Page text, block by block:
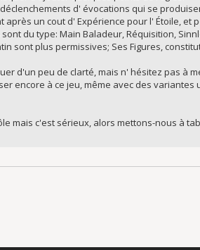
d' évocations qui se
après un cout d' Expérience pour l' Étoile,
du type: Main Baladeur, Réquisition,
sont plus permissives; Ses Figures,
d'un peu de clarté, mais n' hésitez pas à
encore à ce jeu, même avec des
mais c'est sérieux, alors mettons-nous à